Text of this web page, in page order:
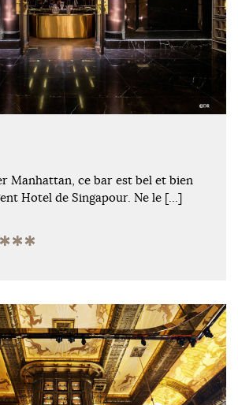
Manhattan, ce bar est bel et bien
Hotel de Singapour. Ne le […]